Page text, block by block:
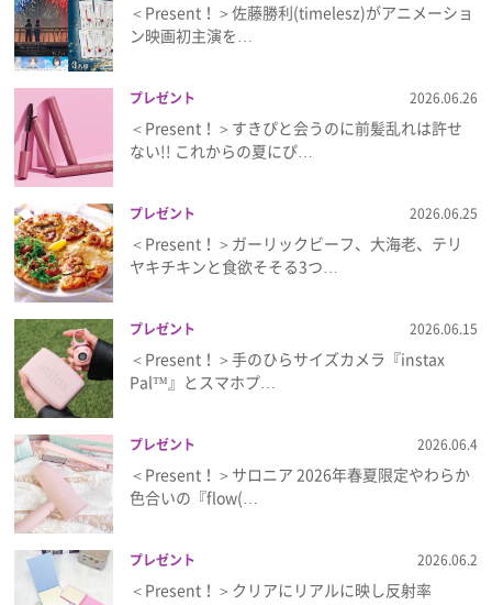
＜Present！＞佐藤勝利(timelesz)がアニメーショ
ン映画初主演を…
プレゼント 2026.06.26
＜Present！＞すきぴと会うのに前髪乱れは許せ
ない!! これからの夏にぴ…
プレゼント 2026.06.25
＜Present！＞ガーリックビーフ、大海老、テリ
ヤキチキンと食欲そそる3つ…
プレゼント 2026.06.15
＜Present！＞手のひらサイズカメラ『instax
Pal™』とスマホプ…
プレゼント 2026.06.4
＜Present！＞サロニア 2026年春夏限定やわらか
色合いの『flow(…
プレゼント 2026.06.2
＜Present！＞クリアにリアルに映し反射率